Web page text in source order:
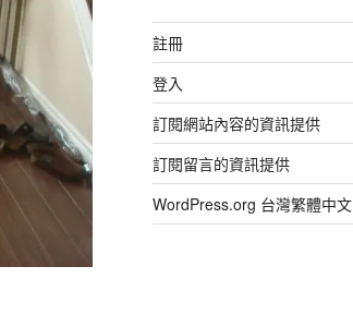
註冊
登入
訂閱網站內容的資訊提供
訂閱留言的資訊提供
WordPress.org 台灣繁體中文